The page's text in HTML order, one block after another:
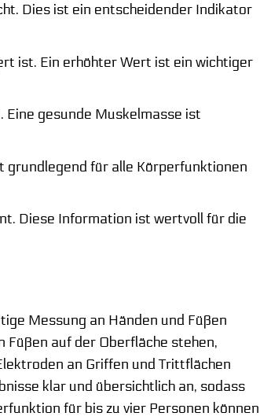
Dies ist ein entscheidender Indikator
ist. Ein erhöhter Wert ist ein wichtiger
gesunde Muskelmasse ist
für alle Körperfunktionen
Diese Information ist wertvoll für die
Messung an Händen und Füßen
auf der Oberfläche stehen,
an Griffen und Trittflächen
klar und übersichtlich an, sodass
für bis zu vier Personen können